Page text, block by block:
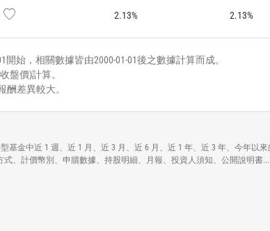
2.13% 2.13%
始，相關數據皆由2000-01-01後之數據計算而成。
盤價)計算。
酬差異較大。
型基金中近 1 週、近 1 月、近 3 月、近 6 月、近 1 年、近 3 年、今年
、計價幣別、申贖數據、持股明細、月報、投資人須知、公開說明書...